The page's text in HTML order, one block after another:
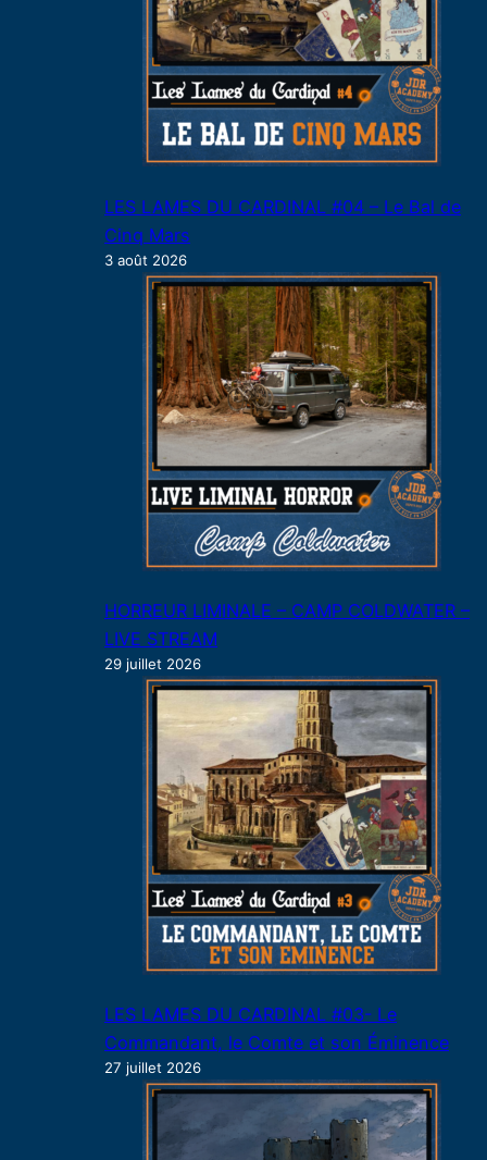
LES LAMES DU CARDINAL #04 – Le Bal de
Cinq Mars
3 août 2026
HORREUR LIMINALE – CAMP COLDWATER –
LIVE STREAM
29 juillet 2026
LES LAMES DU CARDINAL #03- Le
Commandant, le Comte et son Éminence
27 juillet 2026